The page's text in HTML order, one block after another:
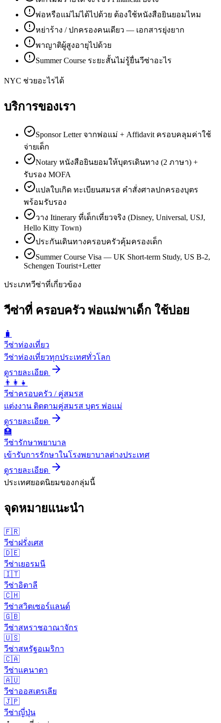
พ่อหรือแม่ไม่ได้ไปด้วย ต้องใช้หนังสือยินยอมไหม
หย่าร้าง / ปกครองคนเดียว — เอกสารยุ่งยาก
พาญาติผู้สูงอายุไปด้วย
Summer Course ระยะสั้นไม่รู้ยื่นวีซ่าอะไร
NYC ช่วยอะไรได้
บริการของเรา
Sponsor Letter จากพ่อแม่ + Affidavit ครอบคลุมค่าใช้
จ่ายเด็ก
Notary หนังสือยินยอมให้บุตรเดินทาง (2 ภาษา) +
รับรอง MOFA
แปลใบเกิด ทะเบียนสมรส คำสั่งศาลปกครองบุตร
พร้อมรับรอง
วาง Itinerary ที่เด็กเที่ยวจริง (Disney, Universal, USJ,
Hello Kitty Town)
ประกันเดินทางครอบครัวคุ้มครองเด็ก
Summer Course Visa — UK Short-term Study, US B-2,
Schengen Tourist+Letter
ประเภทวีซ่าที่เกี่ยวข้อง
วีซ่าที่ ครอบครัว พ่อแม่พาเด็ก ใช้บ่อย
🧳
วีซ่าท่องเที่ยว
วีซ่าท่องเที่ยวทุกประเทศทั่วโลก
ดูรายละเอียด
👨‍👩‍👧
วีซ่าครอบครัว / คู่สมรส
แต่งงาน ติดตามคู่สมรส บุตร พ่อแม่
ดูรายละเอียด
🏥
วีซ่ารักษาพยาบาล
เข้ารับการรักษาในโรงพยาบาลต่างประเทศ
ดูรายละเอียด
ประเทศยอดนิยมของกลุ่มนี้
จุดหมายแนะนำ
🇫🇷
วีซ่าฝรั่งเศส
🇩🇪
วีซ่าเยอรมนี
🇮🇹
วีซ่าอิตาลี
🇨🇭
วีซ่าสวิตเซอร์แลนด์
🇬🇧
วีซ่าสหราชอาณาจักร
🇺🇸
วีซ่าสหรัฐอเมริกา
🇨🇦
วีซ่าแคนาดา
🇦🇺
วีซ่าออสเตรเลีย
🇯🇵
วีซ่าญี่ปุ่น